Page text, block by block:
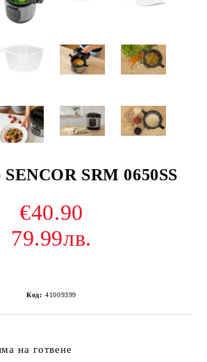
SRM 0650SS
€40.90
79.99лв.
Код: 41009399
на готвене